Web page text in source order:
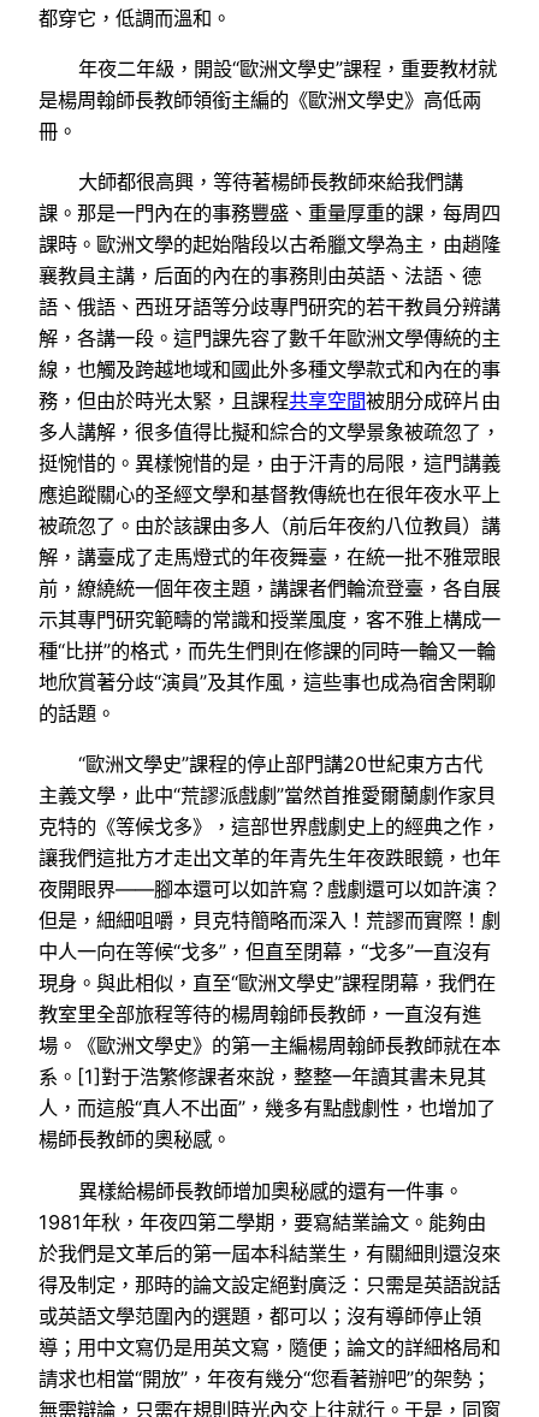
都穿它，低調而溫和。
年夜二年級，開設“歐洲文學史”課程，重要教材就
是楊周翰師長教師領銜主編的《歐洲文學史》高低兩
冊。
大師都很高興，等待著楊師長教師來給我們講
課。那是一門內在的事務豐盛、重量厚重的課，每周四
課時。歐洲文學的起始階段以古希臘文學為主，由趙隆
襄教員主講，后面的內在的事務則由英語、法語、德
語、俄語、西班牙語等分歧專門研究的若干教員分辨講
解，各講一段。這門課先容了數千年歐洲文學傳統的主
線，也觸及跨越地域和國此外多種文學款式和內在的事
務，但由於時光太緊，且課程共享空間被朋分成碎片由
多人講解，很多值得比擬和綜合的文學景象被疏忽了，
挺惋惜的。異樣惋惜的是，由于汗青的局限，這門講義
應追蹤關心的圣經文學和基督教傳統也在很年夜水平上
被疏忽了。由於該課由多人（前后年夜約八位教員）講
解，講臺成了走馬燈式的年夜舞臺，在統一批不雅眾眼
前，繚繞統一個年夜主題，講課者們輪流登臺，各自展
示其專門研究範疇的常識和授業風度，客不雅上構成一
種“比拼”的格式，而先生們則在修課的同時一輪又一輪
地欣賞著分歧“演員”及其作風，這些事也成為宿舍閑聊
的話題。
“歐洲文學史”課程的停止部門講20世紀東方古代
主義文學，此中“荒謬派戲劇”當然首推愛爾蘭劇作家貝
克特的《等候戈多》，這部世界戲劇史上的經典之作，
讓我們這批方才走出文革的年青先生年夜跌眼鏡，也年
夜開眼界——腳本還可以如許寫？戲劇還可以如許演？
但是，細細咀嚼，貝克特簡略而深入！荒謬而實際！劇
中人一向在等候“戈多”，但直至閉幕，“戈多”一直沒有
現身。與此相似，直至“歐洲文學史”課程閉幕，我們在
教室里全部旅程等待的楊周翰師長教師，一直沒有進
場。《歐洲文學史》的第一主編楊周翰師長教師就在本
系。[1]對于浩繁修課者來說，整整一年讀其書未見其
人，而這般“真人不出面”，幾多有點戲劇性，也增加了
楊師長教師的奧秘感。
異樣給楊師長教師增加奧秘感的還有一件事。
1981年秋，年夜四第二學期，要寫結業論文。能夠由
於我們是文革后的第一屆本科結業生，有關細則還沒來
得及制定，那時的論文設定絕對廣泛：只需是英語說話
或英語文學范圍內的選題，都可以；沒有導師停止領
導；用中文寫仍是用英文寫，隨便；論文的詳細格局和
請求也相當“開放”，年夜有幾分“您看著辦吧”的架勢；
無需辯論，只需在規則時光內交上往就行。于是，同窗